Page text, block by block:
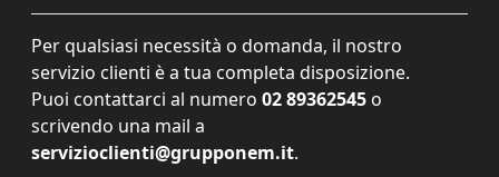
Per qualsiasi necessità o domanda, il nostro
servizio clienti è a tua completa disposizione.
Puoi contattarci al numero 02 89362545 o
scrivendo una mail a
servizioclienti@grupponem.it.